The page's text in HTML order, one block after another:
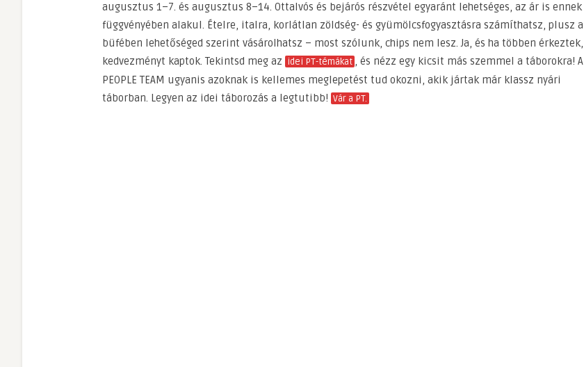
augusztus 1–7. és augusztus 8–14. Ottalvós és bejárós részvétel egyaránt lehetséges, az ár is ennek
függvényében alakul. Ételre, italra, korlátlan zöldség- és gyümölcsfogyasztásra számíthatsz, plusz a
büfében lehetőséged szerint vásárolhatsz – most szólunk, chips nem lesz. Ja, és ha többen érkeztek,
kedvezményt kaptok. Tekintsd meg az idei PT-témákat , és nézz egy kicsit más szemmel a táborokra! A
PEOPLE TEAM ugyanis azoknak is kellemes meglepetést tud okozni, akik jártak már klassz nyári
táborban. Legyen az idei táborozás a legtutibb! Vár a PT.